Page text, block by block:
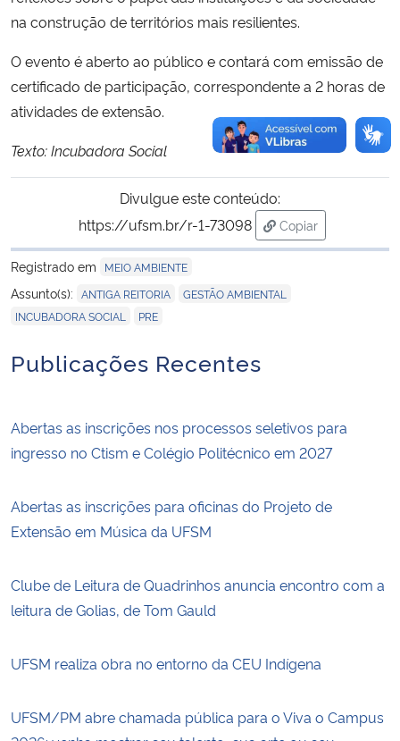
na construção de territórios mais resilientes.
O evento é aberto ao público e contará com emissão de
certificado de participação, correspondente a 2 horas de
atividades de extensão.
Texto: Incubadora Social
Divulgue este conteúdo:
https://ufsm.br/r-1-73098
Copiar
para área de
Registrado em
MEIO AMBIENTE
Assunto(s): ANTIGA REITORIA GESTÃO AMBIENTAL
INCUBADORA SOCIAL PRE
Publicações Recentes
Abertas as inscrições nos processos seletivos para
ingresso no Ctism e Colégio Politécnico em 2027
Abertas as inscrições para oficinas do Projeto de
Extensão em Música da UFSM
Clube de Leitura de Quadrinhos anuncia encontro com a
leitura de Golias, de Tom Gauld
UFSM realiza obra no entorno da CEU Indígena
UFSM/PM abre chamada pública para o Viva o Campus